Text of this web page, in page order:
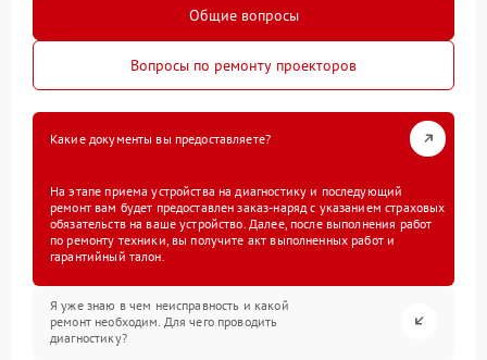
Общие вопросы
Вопросы по ремонту проекторов
Какие документы вы предоставляете?
На этапе приема устройства на диагностику и последующий
ремонт вам будет предоставлен заказ-наряд с указанием страховых
обязательств на ваше устройство. Далее, после выполнения работ
по ремонту техники, вы получите акт выполненных работ и
гарантийный талон.
Я уже знаю в чем неисправность и какой
ремонт необходим. Для чего проводить
диагностику?